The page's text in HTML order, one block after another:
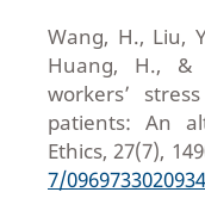
Wang, H., Liu,
Huang, H., &
workers’
patients: An
Ethics, 27(7),
7/